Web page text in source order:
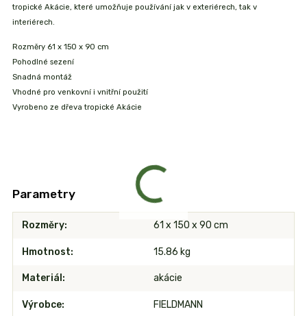
tropické Akácie, které umožňuje používání jak v exteriérech, tak v
interiérech.
Rozměry 61 x 150 x 90 cm
Pohodlné sezení
Snadná montáž
Vhodné pro venkovní i vnitřní použití
Vyrobeno ze dřeva tropické Akácie
Parametry
Rozměry 61 x 150 x 90 cm
Hmotnost 15.86 kg
Materiál akácie
Výrobce FIELDMANN